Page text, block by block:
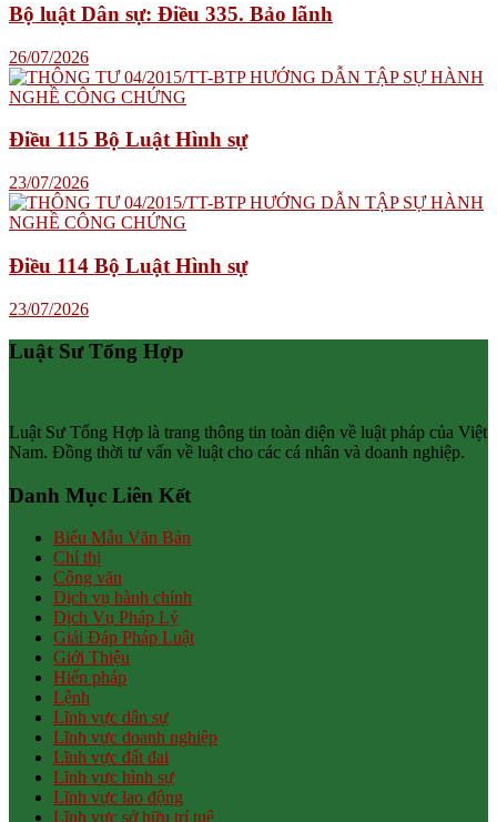
Bộ luật Dân sự: Điều 335. Bảo lãnh
26/07/2026
Điều 115 Bộ Luật Hình sự
23/07/2026
Điều 114 Bộ Luật Hình sự
23/07/2026
Luật Sư Tổng Hợp
Luật Sư Tổng Hợp là trang thông tin toàn diện về luật pháp của Việt
Nam. Đồng thời tư vấn về luật cho các cá nhân và doanh nghiệp.
Danh Mục Liên Kết
Biểu Mẫu Văn Bản
Chỉ thị
Công văn
Dịch vụ hành chính
Dịch Vụ Pháp Lý
Giải Đáp Pháp Luật
Giới Thiệu
Hiến pháp
Lệnh
Lĩnh vực dân sự
Lĩnh vực doanh nghiệp
Lĩnh vực đất đai
Lĩnh vực hình sự
Lĩnh vực lao động
Lĩnh vực sở hữu trí tuệ